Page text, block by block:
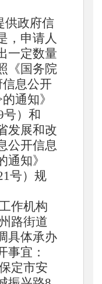
供政府信
，申请人
一定数量
《国务院
息公开
通知》
号）和
发展和改
公开信息
知》
号）规
作机构
路街道
具体承办
事宜：
定市安